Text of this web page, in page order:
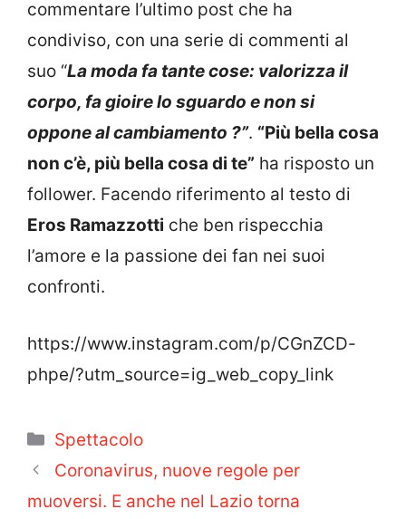
commentare l’ultimo post che ha
condiviso, con una serie di commenti al
suo “La moda fa tante cose: valorizza il
corpo, fa gioire lo sguardo e non si
oppone al cambiamento ?”. “Più bella cosa
non c’è, più bella cosa di te” ha risposto un
follower. Facendo riferimento al testo di
Eros Ramazzotti che ben rispecchia
l’amore e la passione dei fan nei suoi
confronti.
https://www.instagram.com/p/CGnZCD-
phpe/?utm_source=ig_web_copy_link
Categorie
Spettacolo
Coronavirus, nuove regole per
muoversi. E anche nel Lazio torna